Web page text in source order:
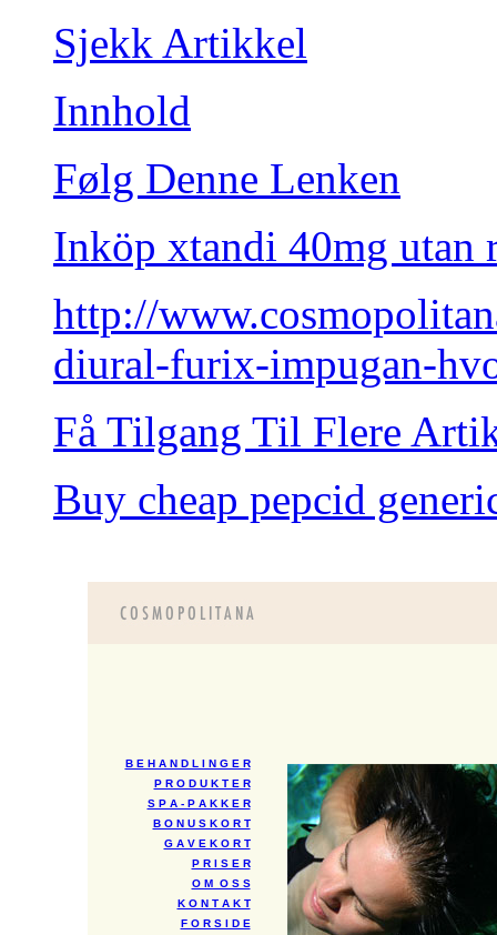
Sjekk Artikkel
Innhold
Følg Denne Lenken
Inköp xtandi 40mg utan
http://
diural-furix-impugan-
Få Tilgang Til Flere
Buy cheap pepcid
B E H A N D L I N G E R
P R O D U K T E R
S P A - P A K K E R
B O N U S K O R T
G A V E K O R T
P R I S E R
O M O S S
K O N T A K T
F O R S I D E